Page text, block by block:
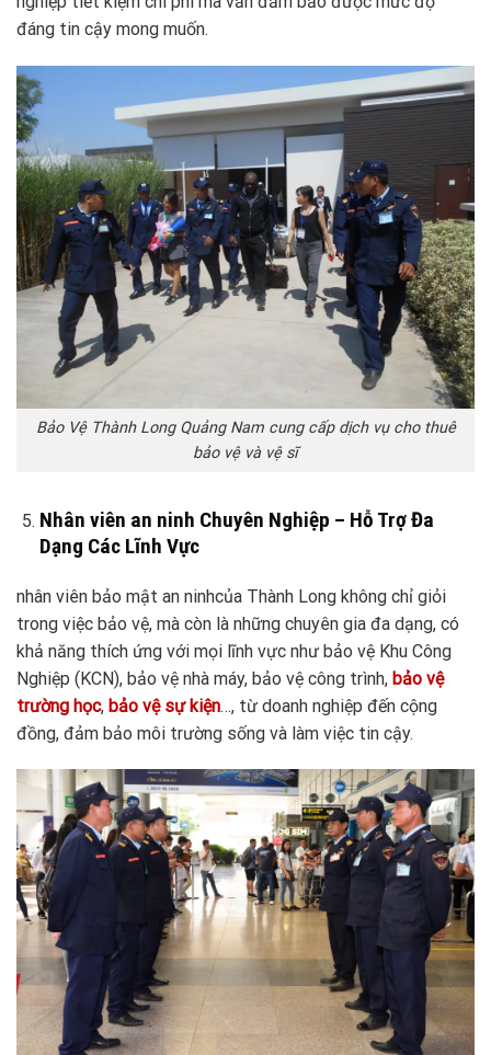
đáng tin cậy mong muốn.
Bảo Vệ Thành Long Quảng Nam cung cấp dịch vụ cho thuê
bảo vệ và vệ sĩ
Nhân viên an ninh Chuyên Nghiệp – Hỗ Trợ Đa
Dạng Các Lĩnh Vực
nhân viên bảo mật an ninhcủa Thành Long không chỉ giỏi
trong việc bảo vệ, mà còn là những chuyên gia đa dạng, có
khả năng thích ứng với mọi lĩnh vực như bảo vệ Khu Công
Nghiệp (KCN), bảo vệ nhà máy, bảo vệ công trình, bảo vệ
trường học, bảo vệ sự kiện…, từ doanh nghiệp đến cộng
đồng, đảm bảo môi trường sống và làm việc tin cậy.